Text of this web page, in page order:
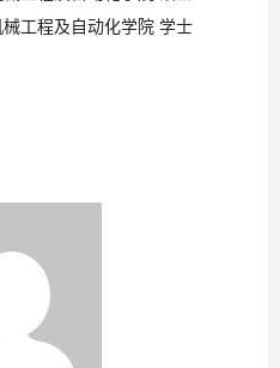
工程及自动化学院 学士